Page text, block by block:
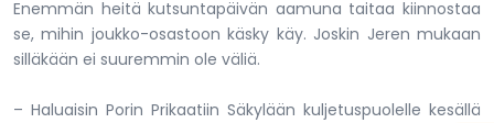
Enemmän heitä kutsuntapäivän aamuna taitaa kiinnostaa
se, mihin joukko-osastoon käsky käy. Joskin Jeren mukaan
silläkään ei suuremmin ole väliä.
– Haluaisin Porin Prikaatiin Säkylään kuljetuspuolelle kesällä